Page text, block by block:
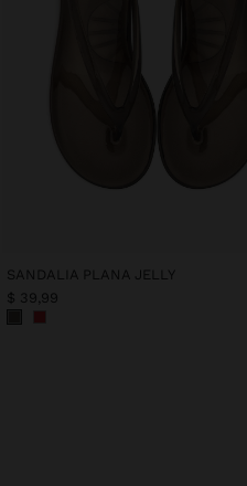
SANDALIA PLANA JELLY
$ 39,99